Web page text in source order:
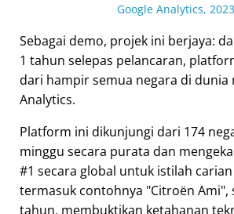
Google Analytics, 2023
Sebagai demo, projek ini berjaya:
1 tahun selepas pelancaran,
dari hampir semua negara di
Analytics.
Platform ini dikunjungi dari 174
minggu secara purata dan
#1 secara global untuk istilah
termasuk contohnya Citroën Ami ,
tahun, membuktikan ketahanan